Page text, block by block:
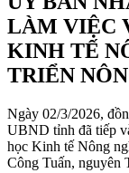
LÀM VIỆC
KINH TẾ
TRIỂN
Ngày 02/3/2026,
UBND tỉnh đã tiếp
học Kinh tế Nông
Công Tuấn, nguyên